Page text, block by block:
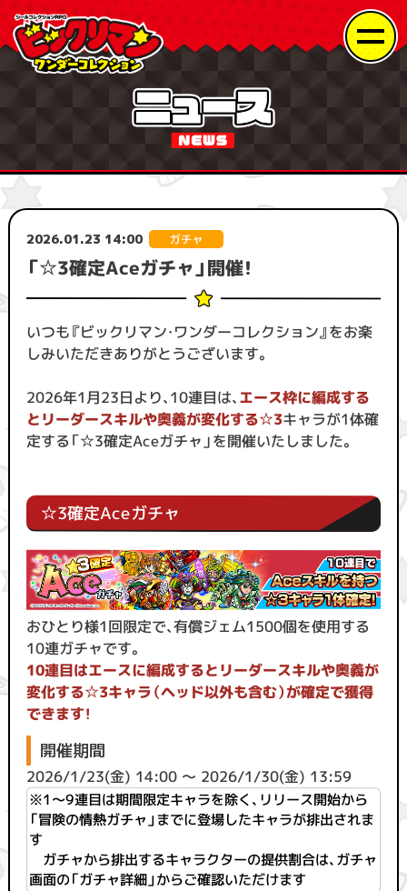
2026.01.23 14:00
「☆3確定Aceガチャ」開催！
いつも『ビックリマン・ワンダーコレクション』をお楽
しみいただきありがとうございます。
2026年1月23日より、10連目は、エース枠に編成する
とリーダースキルや奥義が変化する☆3キャラが1体確
定する「☆3確定Aceガチャ」を開催いたしました。
☆3確定Aceガチャ
おひとり様1回限定で、有償ジェム1500個を使用する
10連ガチャです。
10連目はエースに編成するとリーダースキルや奥義が
変化する☆3キャラ（ヘッド以外も含む）が確定で獲得
できます！
開催期間
2026/1/23(金) 14:00 ～ 2026/1/30(金) 13:59
※1〜9連目は期間限定キャラを除く、リリース開始から
「冒険の情熱ガチャ」までに登場したキャラが排出されま
す
ガチャから排出するキャラクターの提供割合は、ガチャ
画面の「ガチャ詳細」からご確認いただけます